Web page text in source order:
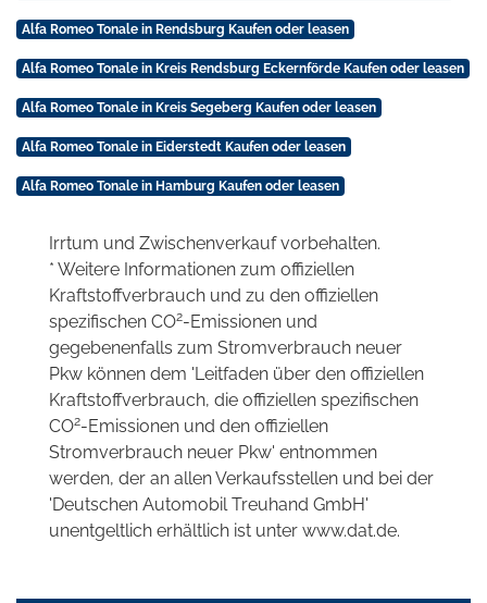
Alfa Romeo Tonale in Rendsburg Kaufen oder leasen
Alfa Romeo Tonale in Kreis Rendsburg Eckernförde Kaufen oder leasen
Alfa Romeo Tonale in Kreis Segeberg Kaufen oder leasen
Alfa Romeo Tonale in Eiderstedt Kaufen oder leasen
Alfa Romeo Tonale in Hamburg Kaufen oder leasen
Irrtum und Zwischenverkauf vorbehalten.
* Weitere Informationen zum offiziellen
Kraftstoffverbrauch und zu den offiziellen
spezifischen CO2-Emissionen und
gegebenenfalls zum Stromverbrauch neuer
Pkw können dem 'Leitfaden über den offiziellen
Kraftstoffverbrauch, die offiziellen spezifischen
CO2-Emissionen und den offiziellen
Stromverbrauch neuer Pkw' entnommen
werden, der an allen Verkaufsstellen und bei der
'Deutschen Automobil Treuhand GmbH'
unentgeltlich erhältlich ist unter www.dat.de.